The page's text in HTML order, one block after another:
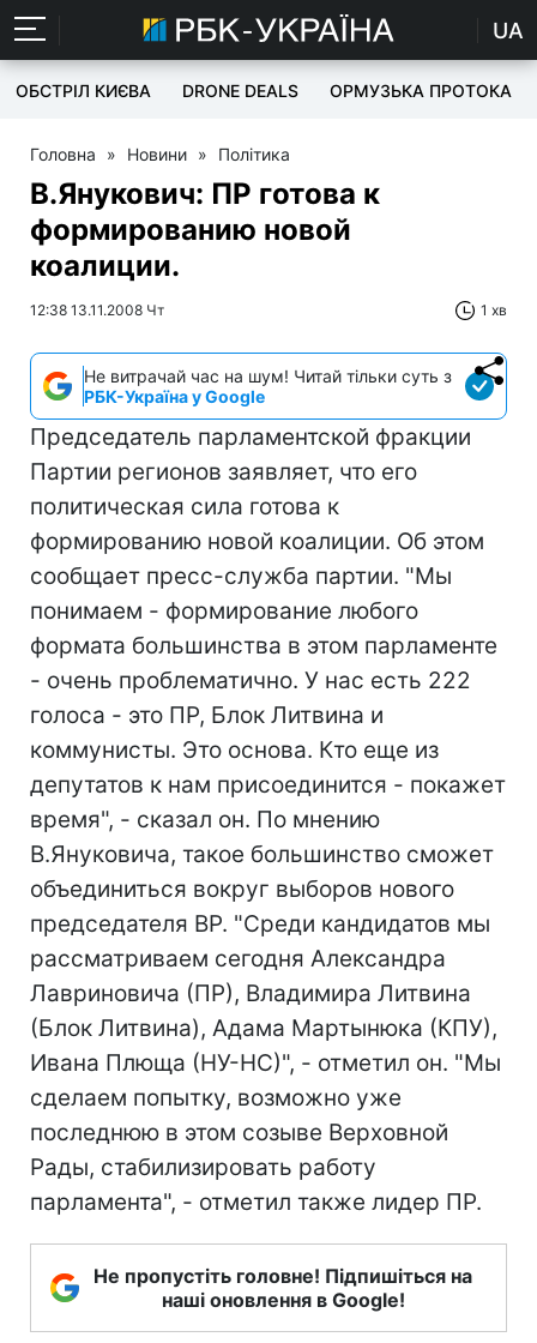
UA
ОБСТРІЛ КИЄВА DRONE DEALS ОРМУЗЬКА ПРОТОКА
Головна » Новини » Політика
В.Янукович: ПР готова к
формированию новой
коалиции.
12:38 13.11.2008 Чт 1 хв
Не витрачай час на шум! Читай тільки суть з
РБК-Україна у Google
Председатель парламентской фракции
Партии регионов заявляет, что его
политическая сила готова к
формированию новой коалиции. Об этом
сообщает пресс-служба партии. "Мы
понимаем - формирование любого
формата большинства в этом парламенте
- очень проблематично. У нас есть 222
голоса - это ПР, Блок Литвина и
коммунисты. Это основа. Кто еще из
депутатов к нам присоединится - покажет
время", - сказал он. По мнению
В.Януковича, такое большинство сможет
объединиться вокруг выборов нового
председателя ВР. "Среди кандидатов мы
рассматриваем сегодня Александра
Лавриновича (ПР), Владимира Литвина
(Блок Литвина), Адама Мартынюка (КПУ),
Ивана Плюща (НУ-НС)", - отметил он. "Мы
сделаем попытку, возможно уже
последнюю в этом созыве Верховной
Рады, стабилизировать работу
парламента", - отметил также лидер ПР.
Не пропустіть головне! Підпишіться на
наші оновлення в Google!